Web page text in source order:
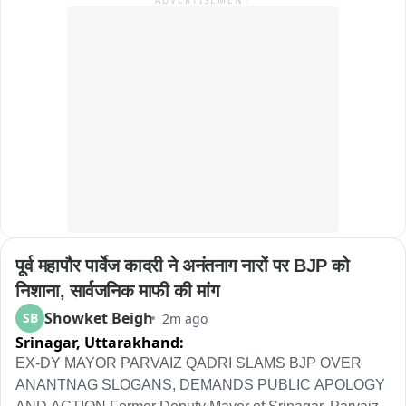
offered prayers at the holy cave.
पूर्व महापौर पार्वेज कादरी ने अनंतनाग नारों पर BJP को
निशाना, सार्वजनिक माफी की मांग
SB Showket Beigh 2m ago
Srinagar, Uttarakhand:
EX-DY MAYOR PARVAIZ QADRI SLAMS BJP OVER
ANANTNAG SLOGANS, DEMANDS PUBLIC APOLOGY